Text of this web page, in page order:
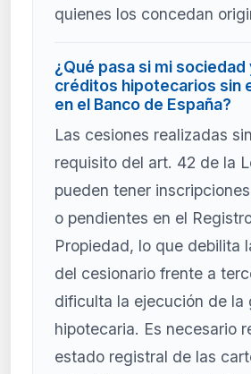
quienes los concedan
¿Qué pasa si mi
créditos hipotecarios sin
en el Banco de España?
Las cesiones realizadas
requisito del art. 42 de la
pueden tener
o pendientes en el
Propiedad, lo que debilita
del cesionario frente a
dificulta la ejecución de la
hipotecaria. Es necesario
estado registral de las